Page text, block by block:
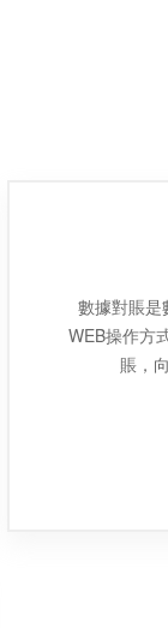
數據對賬是
WEB操作方
賬，